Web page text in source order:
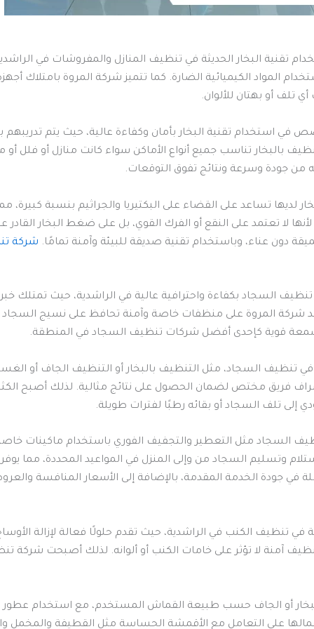
تقنية البخار الحديثة في تنظيف المنازل والمفروشات في
المواد الكيميائية الضارة. كما تتميز شركة المروة بامتلاك
تلف أو بهتان للألوان.
استخدام تقنية البخار بأمان وكفاءة عالية، حيث يتم
بالبخار تناسب جميع أنواع الأماكن سواء كانت منازل أو فلل
من جودة وسرعة ونتائج تفوق التوقعات.
لديها تساعد على القضاء على البكتيريا والجراثيم بنسبة
لا تعتمد على النقع أو الفرك القوي، بل على ضغط البخار
دون عناء، وباستخدام تقنية صديقة للبيئة وآمنة تمامًا. شركة
السجاد بكفاءة واحترافية عالية في الراشدية، حيث تمتلك
شركة المروة على منظفات خاصة وآمنة تحافظ على نسيج السجاد
قوية كإحدى أفضل شركات تنظيف السجاد في المنطقة.
تنظيف السجاد، مثل التنظيف بالبخار أو التنظيف الجاف أو
فريق مختص لضمان الحصول على نتائج مثالية. لذلك أصبح
إلى تلف السجاد أو بقائه رطبًا لفترات طويلة.
السجاد مثل التعطير والتجفيف الفوري باستخدام ماكينات
وتسليم السجاد من وإلى المنزل في المواعيد المحددة، مما
في جودة الخدمة المقدمة، بالإضافة إلى الأسعار المنافسة
تنظيف الكنب في الراشدية، حيث تقدم حلولًا فعالة لإزالة
آمنة لا تؤثر على خامات الكنب أو ألوانه. لذلك أصبحت شركة
أو الجاف حسب طبيعة القماش المستخدم، مع استخدام
على التعامل مع الأقمشة الحساسة مثل القطيفة والمخمل